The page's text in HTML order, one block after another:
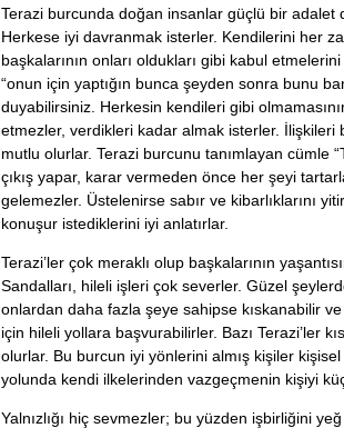
Terazi burcunda doğan insanlar güçlü bir adalet
Herkese iyi davranmak isterler. Kendilerini her
başkalarının onları oldukları gibi kabul
“onun için yaptığın bunca şeyden sonra bunu
duyabilirsiniz. Herkesin kendileri gibi
etmezler, verdikleri kadar almak isterler. İlişkileri
mutlu olurlar. Terazi burcunu tanımlayan cümle
çıkış yapar, karar vermeden önce her şeyi
gelemezler. Üstelenirse sabır ve kibarlıklarını
konuşur istediklerini iyi anlatırlar.
Terazi’ler çok meraklı olup başkalarının
Sandalları, hileli işleri çok severler. Güzel
onlardan daha fazla şeye sahipse kıskanabilir
için hileli yollara başvurabilirler. Bazı Terazi’ler
olurlar. Bu burcun iyi yönlerini almış kişiler
yolunda kendi ilkelerinden vazgeçmenin kişiyi
Yalnızlığı hiç sevmezler; bu yüzden işbirliğini